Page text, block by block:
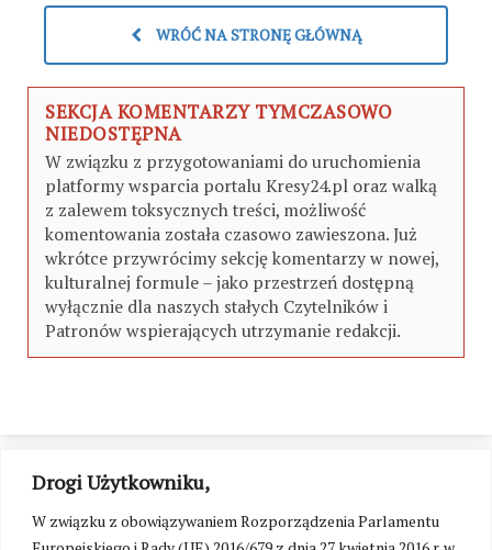
Drogi Użytkowniku,
W związku z obowiązywaniem Rozporządzenia Parlamentu
WRÓĆ NA STRONĘ GŁÓWNĄ
SEKCJA KOMENTARZY TYMCZASOWO
NIEDOSTĘPNA
W związku z przygotowaniami do uruchomienia
platformy wsparcia portalu Kresy24.pl oraz walką
z zalewem toksycznych treści, możliwość
komentowania została czasowo zawieszona. Już
wkrótce przywrócimy sekcję komentarzy w nowej,
kulturalnej formule – jako przestrzeń dostępną
wyłącznie dla naszych stałych Czytelników i
Patronów wspierających utrzymanie redakcji.